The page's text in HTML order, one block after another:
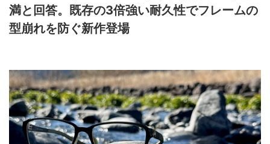
満と回答。既存の3倍強い耐久性でフレームの
型崩れを防ぐ新作登場